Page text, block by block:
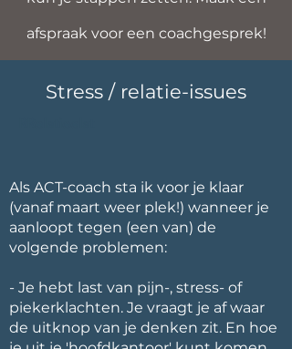
afspraak voor een coachgesprek!
Stress / relatie-issues
Als ACT-coach sta ik voor je klaar
(vanaf maart weer plek!) wanneer je
aanloopt tegen (een van) de
volgende problemen:
- Je hebt last van pijn-, stress- of
piekerklachten. Je vraagt je af waar
de uitknop van je denken zit. En hoe